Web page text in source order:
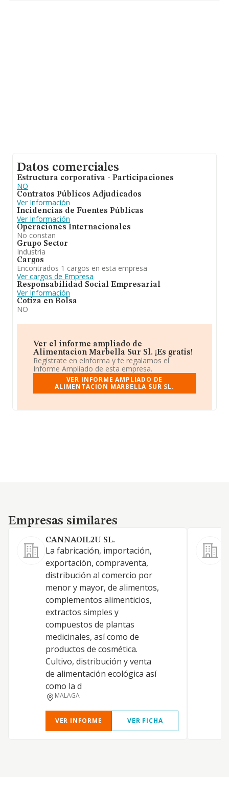
Datos comerciales
Estructura corporativa - Participaciones
NO
Contratos Públicos Adjudicados
Ver Información
Incidencias de Fuentes Públicas
Ver Información
Operaciones Internacionales
No constan
Grupo Sector
Industria
Cargos
Encontrados 1 cargos en esta empresa
Ver cargos de Empresa
Responsabilidad Social Empresarial
Ver Información
Cotiza en Bolsa
NO
Ver el informe ampliado de
Alimentacion Marbella Sur Sl. ¡Es gratis!
Regístrate en eInforma y te regalamos el
Informe Ampliado de esta empresa.
VER INFORME AMPLIADO DE
ALIMENTACION MARBELLA SUR SL.
Empresas similares
Empresas similares
CANNAOIL2U SL.
La fabricación, importación,
exportación, compraventa,
distribución al comercio por
menor y mayor, de alimentos,
complementos alimenticios,
extractos simples y
compuestos de plantas
medicinales, así como de
productos de cosmética.
Cultivo, distribución y venta
de alimentación ecológica así
como la d
MALAGA
VER INFORME VER FICHA